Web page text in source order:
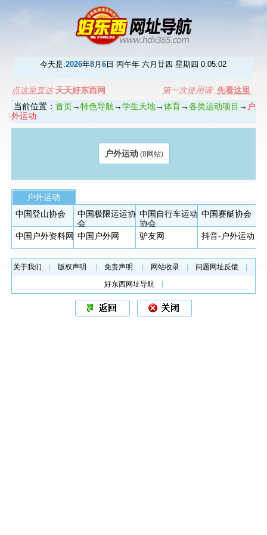
今天是:2026年8月 6 日 丙午年 六月廿四 星期四 0:05:02
点这里直达:天天好东西网 第一次使用请: 先看这里
当前位置： 首页→特色导航→学生天地→体育→各类运动项目 → 户
外运动
户外运动 (8网站)
户外运动
中国登山协会
中国极限运运协
会
中国自行车运动
协会
中国赛艇协会
中国户外资料网 中国户外网 驴友网 抖音-户外运动
关于我们 版权声明 免责声明 网站收录| 问题网址反馈|
好东西网址导航|